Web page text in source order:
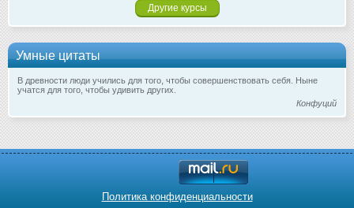
Другие курсы
Умные цитаты
В древности люди учились для того, чтобы совершенствовать себя. Ныне
учатся для того, чтобы удивить других.
Конфуций
Политика конфиденциальности